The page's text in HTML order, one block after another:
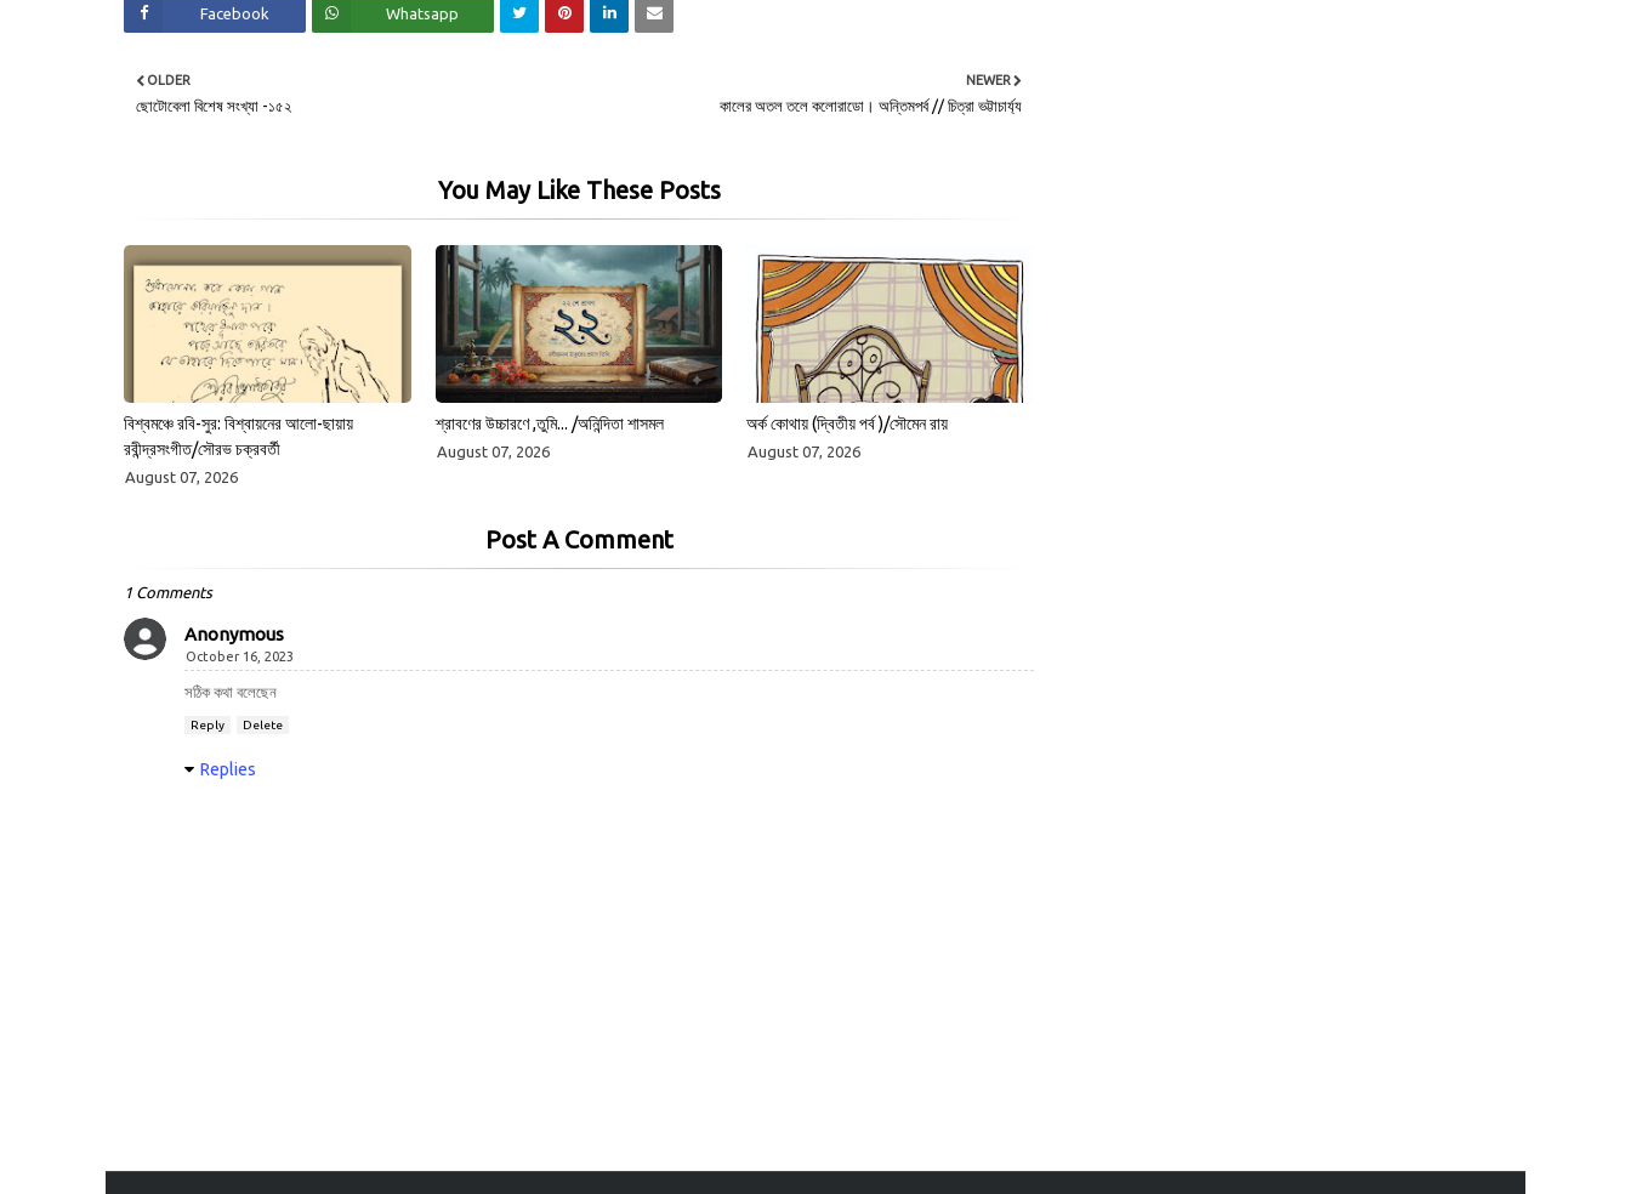
Facebook Whatsapp
NEWER
কালের অতল তলে কলোরাডো। অন্তিমপর্ব // চিত্রা ভট্টাচার্য্য
OLDER
ছোটোবেলা বিশেষ সংখ্যা -১৫২
You May Like These Posts
বিশ্বমঞ্চে রবি-সুর: বিশ্বায়নের আলো-ছায়ায়
রবীন্দ্রসংগীত/সৌরভ চক্রবর্তী
August 07, 2026
শ্রাবণের উচ্চারণে ,তুমি... /অনিন্দিতা শাসমল
August 07, 2026
অর্ক কোথায় (দ্বিতীয় পর্ব )/সৌমেন রায়
August 07, 2026
Post A Comment
1 Comments
Anonymous
October 16, 2023
সঠিক কথা বলেছেন
Reply Delete
Replies